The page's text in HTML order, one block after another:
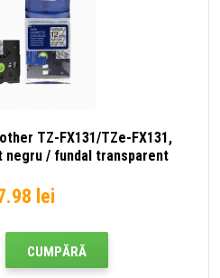
TZ-FX131/TZe-FX131,
negru / fundal transparent
lei
CUMPĂRĂ